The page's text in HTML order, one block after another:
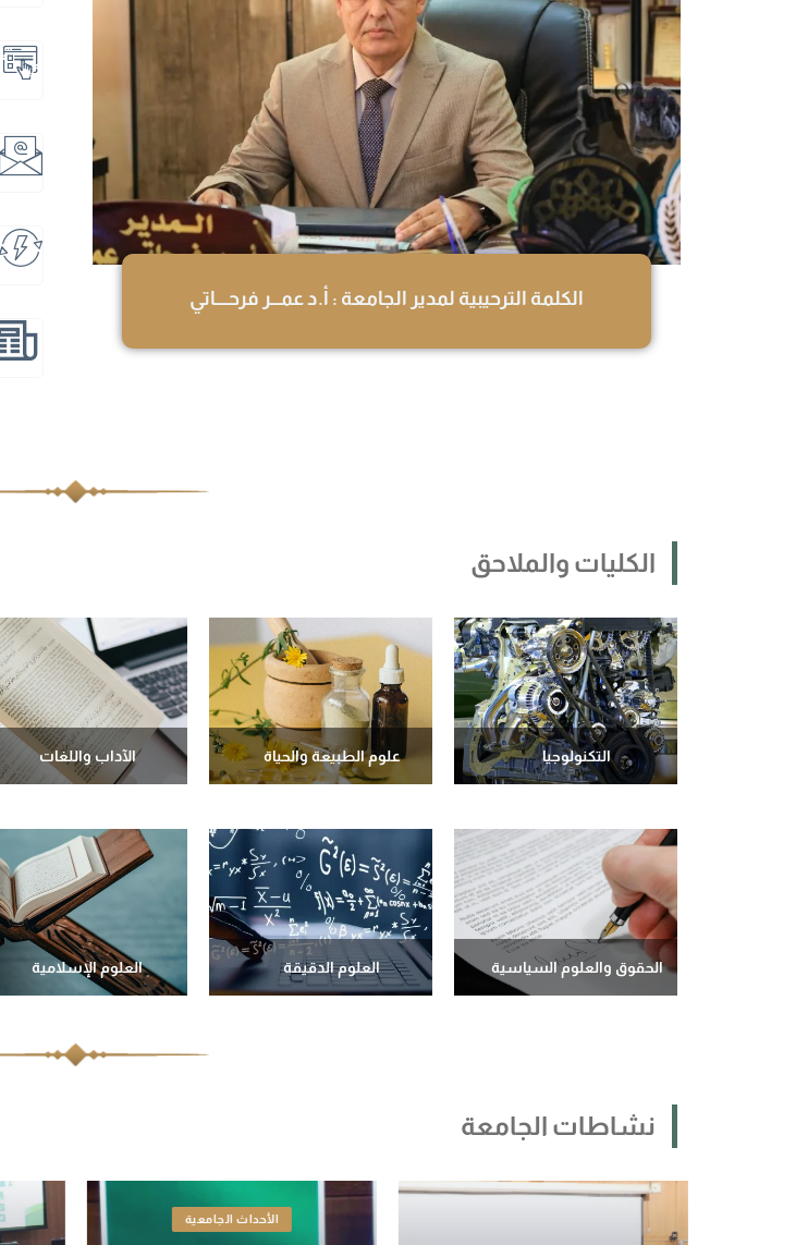
الكلمة الترحيبية لمدير الجامعة : أ.د عمـــر فرحــــاتي
الكليات والملاحق
التكنولوجيا علوم الطبيعة والحياة الآداب واللغات
الحقوق والعلوم السياسية العلوم الدقيقة العلوم الإسلامية
نشاطات الجامعة
الأحداث الجامعية